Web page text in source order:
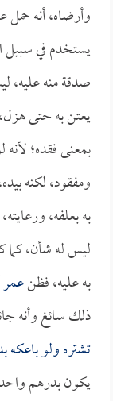
وأرضاه، أنه
يستخدم في سبيل
صدقة منه عليه،
يعتن به حتى
بمعنى فقده؛
ومفقود، لكنه
به بعلفه،
ليس له شأن، كما
به عليه، فظنعمر
ذلك سائغ وأنه
تشتره ولو
يكون بدرهم واحد